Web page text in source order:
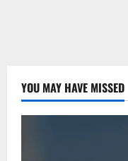
YOU MAY HAVE MISSED